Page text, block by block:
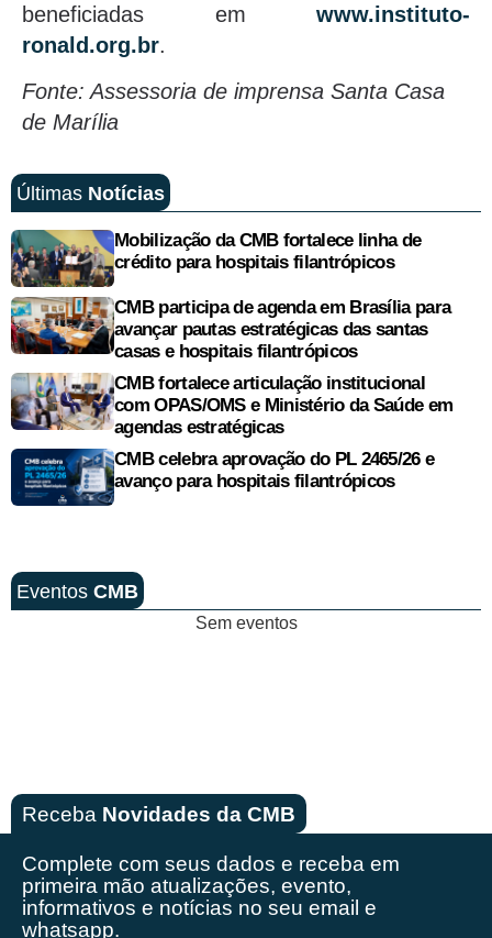
beneficiadas em www.instituto-
ronald.org.br.
Fonte: Assessoria de imprensa Santa Casa
de Marília
Últimas Notícias
Mobilização da CMB fortalece linha de
crédito para hospitais filantrópicos
CMB participa de agenda em Brasília para
avançar pautas estratégicas das santas
casas e hospitais filantrópicos
CMB fortalece articulação institucional
com OPAS/OMS e Ministério da Saúde em
agendas estratégicas
CMB celebra aprovação do PL 2465/26 e
avanço para hospitais filantrópicos
Eventos CMB
Sem eventos
Receba Novidades da CMB
Complete com seus dados e receba em
primeira mão atualizações, evento,
informativos e notícias no seu email e
whatsapp.